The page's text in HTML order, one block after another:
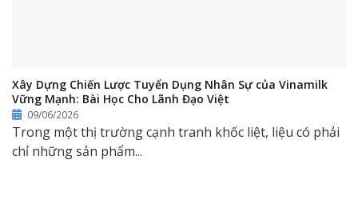
Xây Dựng Chiến Lược Tuyển Dụng Nhân Sự của Vinamilk
Vững Mạnh: Bài Học Cho Lãnh Đạo Việt
09/06/2026
Trong một thị trường cạnh tranh khốc liệt, liệu có phải
chỉ những sản phẩm...